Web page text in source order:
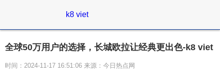
k8 viet
全球50万用户的选择，长城欧拉让经典更出色-k8 viet
时间：2024-11-17 16:51:06 来源：今日热点网